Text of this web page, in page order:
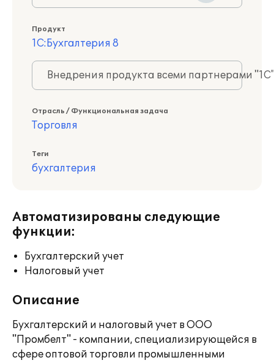
Продукт
1С:Бухгалтерия 8
Внедрения продукта всеми партнерами
Отрасль / Функциональная задача
Торговля
Теги
бухгалтерия
Автоматизированы следующие
функции:
Бухгалтерский учет
Налоговый учет
Описание
Бухгалтерский и налоговый учет в ООО
"Промбелт" - компании, специализирующейся в
сфере оптовой торговли промышленными